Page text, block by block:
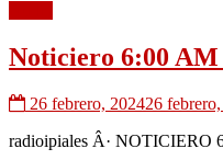
Noticiero 6:00
26 febrero, 202426
radioipiales Â· NOTICIERO